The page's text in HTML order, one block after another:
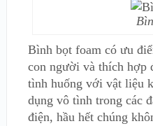
Bình bọt foam có ưu
con người và thích hợp
tình huống với vật liệu
dụng vô tình trong các
điện, hầu hết chúng